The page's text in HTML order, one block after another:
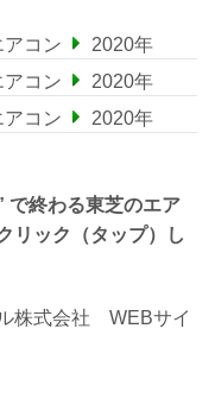
アコン
2020年
アコン
2020年
アコン 2020年
で終わる東芝のエア
リック（タップ）し
株式会社 WEBサイ